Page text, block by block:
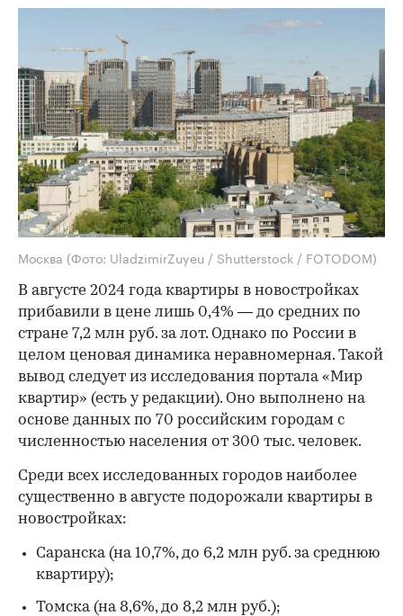
Москва (Фото: UladzimirZuyeu / Shutterstock / FOTODOM)
В августе 2024 года квартиры в новостройках
прибавили в цене лишь 0,4% — до средних по
стране 7,2 млн руб. за лот. Однако по России в
целом ценовая динамика неравномерная. Такой
вывод следует из исследования портала «Мир
квартир» (есть у редакции). Оно выполнено на
основе данных по 70 российским городам с
численностью населения от 300 тыс. человек.
Среди всех исследованных городов наиболее
существенно в августе подорожали квартиры в
новостройках:
Саранска (на 10,7%, до 6,2 млн руб. за среднюю
квартиру);
Томска (на 8,6%, до 8,2 млн руб.);